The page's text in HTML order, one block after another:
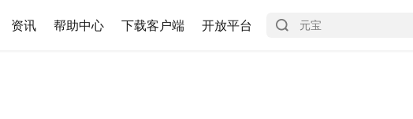
资讯 帮助中心 下载客户端 开放平台